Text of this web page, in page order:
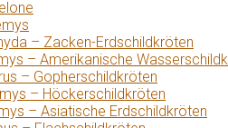
– Zacken-Erdschildkröten
– Amerikanische
– Gopherschildkröten
– Höckerschildkröten
– Asiatische Erdschildkröten